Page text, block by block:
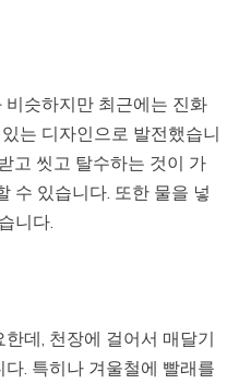
슷하지만 최근에는 진화
는 디자인으로 발전했습니
고 씻고 탈수하는 것이 가
수 있습니다. 또한 물을 넣
니다.
데, 천장에 걸어서 매달기
. 특히나 겨울철에 빨래를